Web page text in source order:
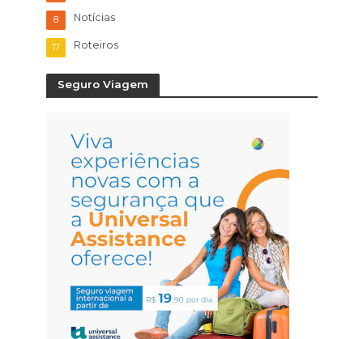
Notícias
8
Roteiros
17
Seguro Viagem